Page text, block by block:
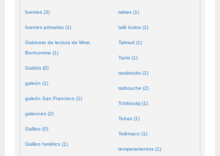
fuentes (3)
fuentes primarias (1)
Gabinete de lectura de Mme.
Bonhomme (1)
Galdós (0)
galeón (1)
galeón San Francisco (1)
galeones (2)
Galileo (0)
Galileo herético (1)
takies (1)
talé bukra (1)
Talmud (1)
Tanis (1)
tarabouks (1)
tarbouche (2)
Tchiboukji (1)
Tebas (1)
Telémaco (1)
temperamentos (1)